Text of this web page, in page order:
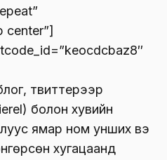
center”]
твиттерээр
болон хувийн
ямар ном унших вэ
хугацаанд